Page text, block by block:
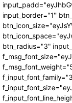
input_border="1"
btn_radius="3"